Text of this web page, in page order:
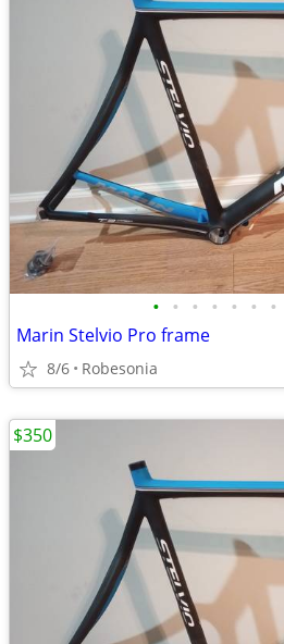
• • • • • • •
Marin Stelvio Pro frame
8/6 Robesonia
$350